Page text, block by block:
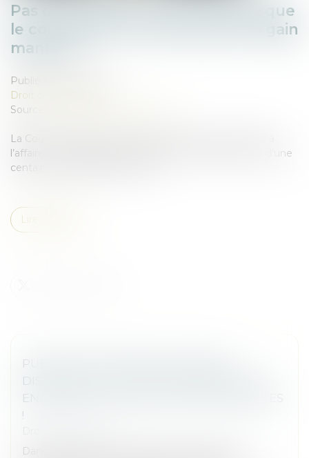
Pas de préjudice commercial lorsque
le concurrent n’a subi ni perte ni gain
manqué
Publié le :
Droit commercial
Source :
La Cour de cassation a, dans un récent, mis un terme à
l’affaire concernant les réclamations portées par plus d’une
centaine de chauffeurs de taxi...
Lire la suite
PUBLICITÉ TÉLÉVISÉE ET GRANDE
DISTRIBUTION : LA COUR DE CASSATION
ENCADRE LES PROMOTIONS TEMPORAIRES
!
Dans un secteur marqué par une concurrence